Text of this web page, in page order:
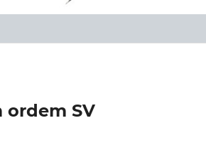
ordem SV